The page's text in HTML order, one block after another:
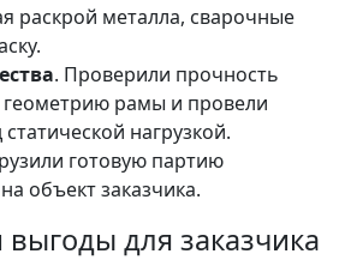
раскрой металла, сварочные
. Проверили прочность
рамы и провели
нагрузкой.
готовую партию
объект заказчика.
выгоды для заказчика